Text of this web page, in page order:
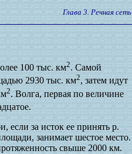
Глава 3. Речная сеть
100 тыс. км2. Самой
2930 тыс. км2, затем идут
2. Волга, первая по величине
если за исток ее принять р.
занимает шестое место.
свыше 2000 км.